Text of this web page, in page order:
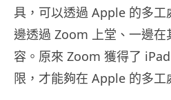
具，可以透過 Apple 的多
邊透過 Zoom 上堂、一邊在
容。原來 Zoom 獲得了
限，才能夠在 Apple 的多工